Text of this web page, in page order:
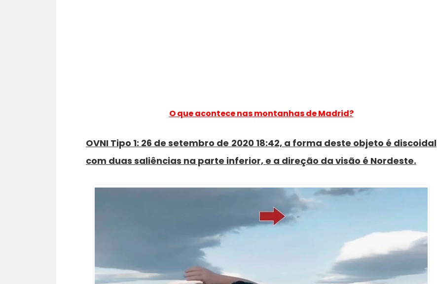
O que acontece nas montanhas de Madrid?
OVNI Tipo 1: 26 de setembro de 2020 18:42, a forma deste objeto é discoidal
com duas saliências na parte inferior, e a direção da visão é Nordeste.